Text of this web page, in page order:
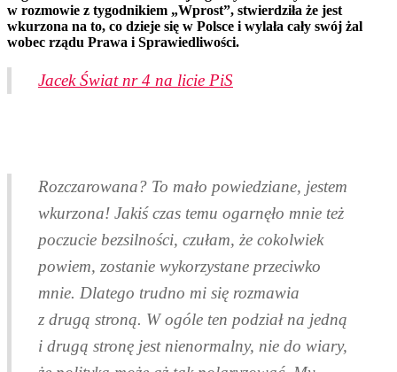
w rozmowie z tygodnikiem „Wprost”, stwierdziła że jest
wkurzona na to, co dzieje się w Polsce i wylała cały swój żal
wobec rządu Prawa i Sprawiedliwości.
Jacek Świat nr 4 na licie PiS
Rozczarowana? To mało powiedziane, jestem
wkurzona! Jakiś czas temu ogarnęło mnie też
poczucie bezsilności, czułam, że cokolwiek
powiem, zostanie wykorzystane przeciwko
mnie. Dlatego trudno mi się rozmawia
z drugą stroną. W ogóle ten podział na jedną
i drugą stronę jest nienormalny, nie do wiary,